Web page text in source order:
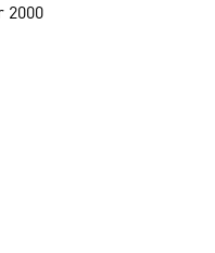
2000